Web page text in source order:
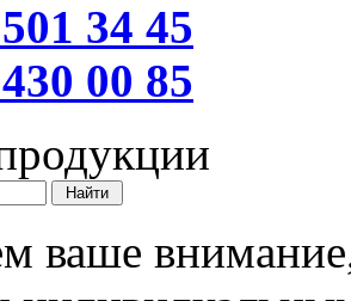
34 45
00 85
ваше